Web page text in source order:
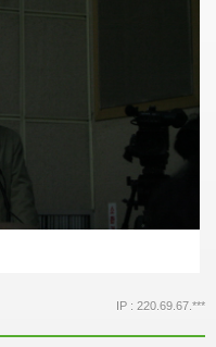
IP : 220.69.67.***